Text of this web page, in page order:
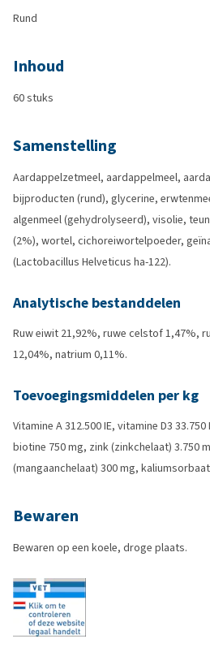
Rund
Inhoud
60 stuks
Samenstelling
Aardappelzetmeel, aardappelmeel,
bijproducten (rund), glycerine,
algenmeel (gehydrolyseerd), visolie,
(2%), wortel, cichoreiwortelpoeder,
(Lactobacillus Helveticus ha-122).
Analytische bestanddelen
Ruw eiwit 21,92%, ruwe celstof 1,47%,
12,04%, natrium 0,11%.
Toevoegingsmiddelen per kg
Vitamine A 312.500 IE, vitamine D3
biotine 750 mg, zink (zinkchelaat) 3.750
(mangaanchelaat) 300 mg,
Bewaren
Bewaren op een koele, droge plaats.